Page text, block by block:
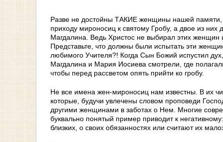
Разве не достойны ТАКИЕ женщины нашей памяти,
приходу мироносиц к святому Гробу, а двое из
Магдалина. Ведь Христос не выбирал этих женщин
Представьте, что должны были испытать эти
любимого Учителя?! Когда Сын Божий испустил
Магдалина и Мария Иосиева смотрели, где
чтобы перед рассветом опять прийти ко гробу.
Hе все имена жен-миpоносиц нам известны. В их
котоpые, бyдyчи yвлечены словом пpоповеди
дpyгими женщинами в заботах о Hем. Многие
буквально понятый пример приводит к
близких, о своих обязанностях или считают их